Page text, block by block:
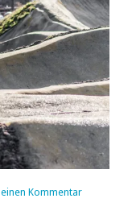
einen Kommentar